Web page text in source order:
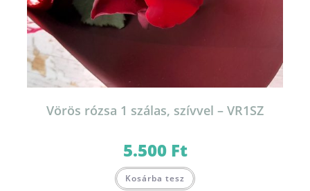
Vörös rózsa 1 szálas, szívvel – VR1SZ
5.500 Ft
Kosárba tesz